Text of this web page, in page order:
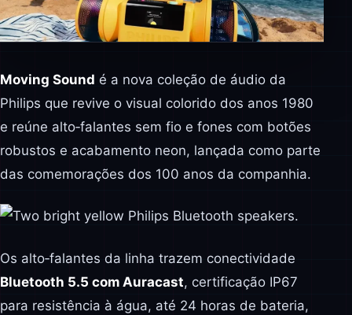
Moving Sound é a nova coleção de áudio da
Philips que revive o visual colorido dos anos 1980
e reúne alto‑falantes sem fio e fones com botões
robustos e acabamento neon, lançada como parte
das comemorações dos 100 anos da companhia.
Os alto‑falantes da linha trazem conectividade
Bluetooth 5.5 com Auracast, certificação IP67
para resistência à água, até 24 horas de bateria,